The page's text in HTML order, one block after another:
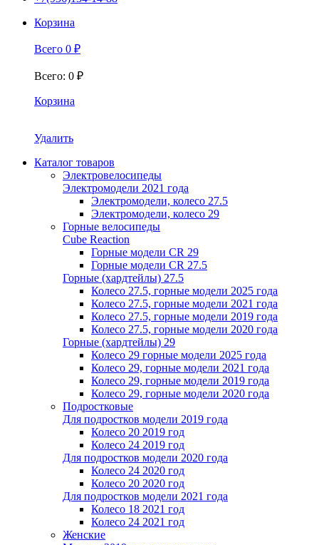
Корзина
Всего 0 ₽
Всего: 0 ₽
Корзина
Удалить
Каталог товаров
Электровелосипеды
Электромодели 2021 года
Электромодели, колесо 27.5
Электромодели, колесо 29
Горные велосипеды
Cube Reaction
Горные модели CR 29
Горные модели CR 27.5
Горные (хардтейлы) 27.5
Колесо 27.5, горные модели 2025 года
Колесо 27.5, горные модели 2021 года
Колесо 27.5, горные модели 2019 года
Колесо 27.5, горные модели 2020 года
Горные (хардтейлы) 29
Колесо 29 горные модели 2025 года
Колесо 29, горные модели 2021 года
Колесо 29, горные модели 2019 года
Колесо 29, горные модели 2020 года
Подростковые
Для подростков модели 2019 года
Колесо 20 2019 год
Колесо 24 2019 год
Для подростков модели 2020 года
Колесо 24 2020 год
Колесо 20 2020 год
Для подростков модели 2021 года
Колесо 18 2021 год
Колесо 24 2021 год
Женскиe